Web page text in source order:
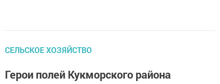
СЕЛЬСКОЕ ХОЗЯЙСТВО
Герои полей Кукморского района